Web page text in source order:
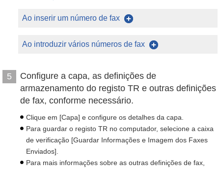
Ao inserir um número de fax
Ao introduzir vários números de fax
5
Configure a capa, as definições de
armazenamento do registo TR e outras definições
de fax, conforme necessário.
Clique em [Capa] e configure os detalhes da capa.
Para guardar o registo TR no computador, selecione a caixa
de verificação [Guardar Informações e Imagem dos Faxes
Enviados].
Para mais informações sobre as outras definições de fax,